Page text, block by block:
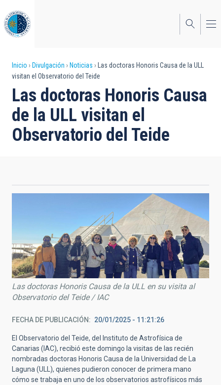
al
contenido
principal
Sobrescribir
enlaces
de
ayuda
a
Inicio Divulgación Noticias
Las doctoras Honoris Causa de la ULL
visitan el Observatorio del Teide
Las doctoras Honoris Causa
de la ULL visitan el
Observatorio del Teide
Las doctoras Honoris Causa de la ULL en su visita al
Observatorio del Teide / IAC
FECHA DE PUBLICACIÓN 20/01/2025 - 11:21:26
El Observatorio del Teide, del Instituto de Astrofísica de
Canarias (IAC), recibió este domingo la visitas de las recién
nombradas doctoras Honoris Causa de la Universidad de La
Laguna (ULL), quienes pudieron conocer de primera mano
cómo se trabaja en uno de los observatorios astrofísicos más